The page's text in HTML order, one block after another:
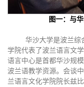
图一：与
华沙大学是波兰综
学院代表了波兰语言文
语言中心是首都华沙规
波兰语教学资源。会谈
兰语言文化学院院长兹